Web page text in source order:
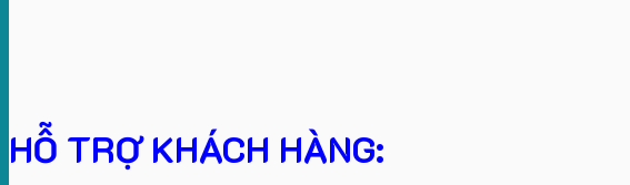
HỖ TRỢ KHÁCH HÀNG: